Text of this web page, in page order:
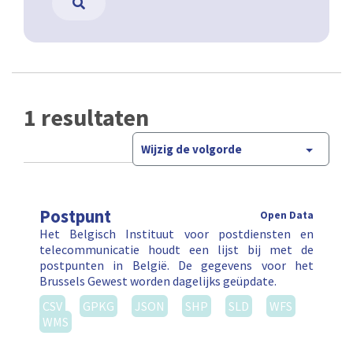
1 resultaten
Wijzig de volgorde
Postpunt Open Data
Het Belgisch Instituut voor postdiensten en
telecommunicatie houdt een lijst bij met de
postpunten in België. De gegevens voor het
Brussels Gewest worden dagelijks geüpdate.
CSV
GPKG JSON SHP SLD
WFS
WMS